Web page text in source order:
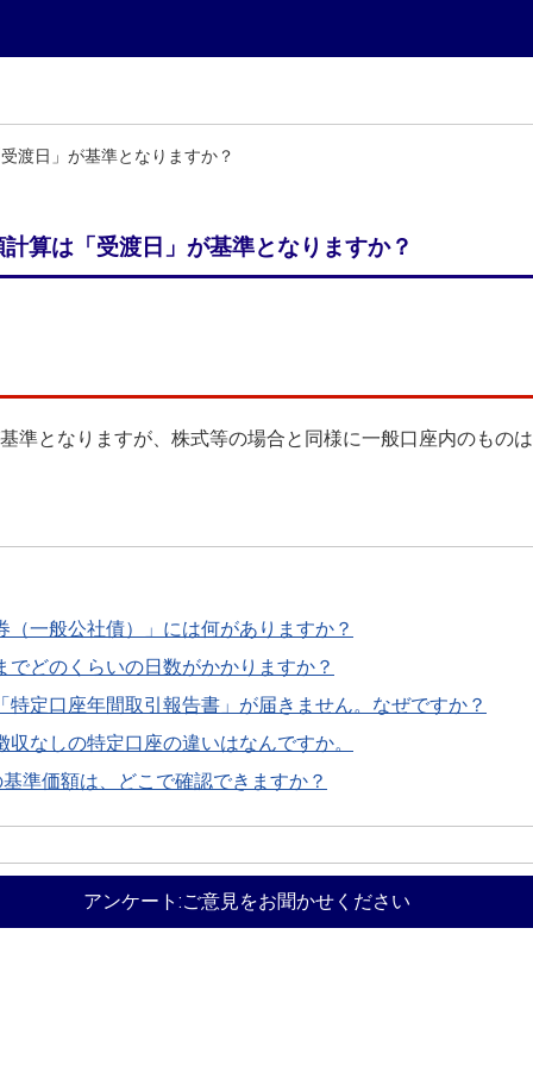
渡日」が基準となりますか？
算は「受渡日」が基準となりますか？
準となりますが、株式等の場合と同様に一般口座内のもの
一般公社債）」には何がありますか？
どのくらいの日数がかかりますか？
定口座年間取引報告書」が届きません。なぜですか？
なしの特定口座の違いはなんですか。
準価額は、どこで確認できますか？
アンケート:ご意見をお聞かせください